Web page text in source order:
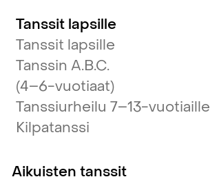
Tanssit lapsille
Tanssit lapsille
Tanssin A.B.C.
(4–6-vuotiaat)
Tanssiurheilu 7–13-vuotiaille
Kilpatanssi
Aikuisten tanssit